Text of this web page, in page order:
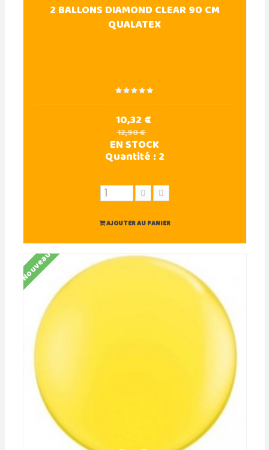
2 BALLONS DIAMOND CLEAR 90 CM
QUALATEX
10,32 €
12,90 €
EN STOCK
Quantité :2
AJOUTER AU PANIER
Nouveau